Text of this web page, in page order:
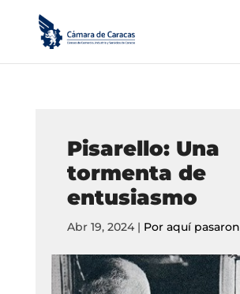
Pisarello: Una
tormenta de
entusiasmo
Abr 19, 2024| Por aquí pasaron